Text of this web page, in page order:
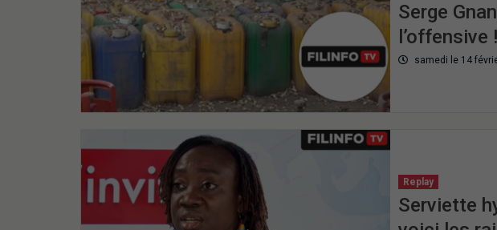
Serge
l’offensive !
samedi le 14
Replay
Serviette